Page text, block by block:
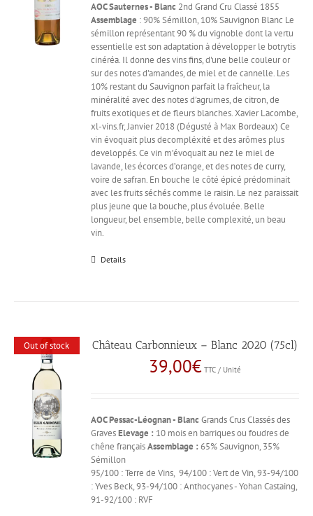
AOC Sauternes - Blanc 2nd Grand Cru Classé 1855
Assemblage : 90% Sémillon, 10% Sauvignon Blanc Le
sémillon représentant 90 % du vignoble dont la vertu
essentielle est son adaptation à développer le botrytis
cinéréa. Il donne des vins fins, d'une belle couleur or
sur des notes d'amandes, de miel et de cannelle. Les
10% restant du Sauvignon parfait la fraîcheur, la
minéralité avec des notes d'agrumes, de citron, de
fruits exotiques et de fleurs blanches. Xavier Lacombe,
xl-vins.fr, Janvier 2018 (Dégusté à Max Bordeaux) Ce
vin évoquait plus decompléxité et des arômes plus
developpés. Ce vin m’évoquait au nez le miel de
lavande, les écorces d’orange, et des notes de curry,
voire de safran. En bouche le côté épicé prédominait
avec les fruits séchés comme le raisin. Le nez paraissait
plus jeune que la bouche, plus évoluée. Belle
longueur, bel ensemble, belle complexité, un beau
vin.
Details
Out of stock Château Carbonnieux – Blanc 2020 (75cl)
39,00€ TTC / Unité
AOC Pessac-Léognan - Blanc Grands Crus Classés des
GravesElevage : 10 mois en barriques ou foudres de
chêne françaisAssemblage : 65% Sauvignon, 35%
Sémillon
95/100 : Terre de Vins, 94/100 : Vert de Vin, 93-94/100
: Yves Beck, 93-94/100 : Anthocyanes - Yohan Castaing,
91-92/100 : RVF